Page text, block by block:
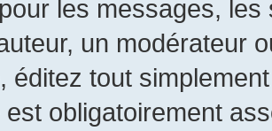
les messages,
un modérateur
éditez tout
obligatoirement